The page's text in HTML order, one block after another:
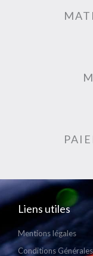
Liens utiles
Mentions légales
Conditions